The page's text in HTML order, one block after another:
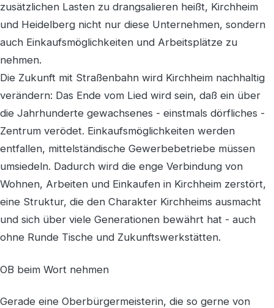
zusätzlichen Lasten zu drangsalieren heißt, Kirchheim
und Heidelberg nicht nur diese Unternehmen, sondern
auch Einkaufsmöglichkeiten und Arbeitsplätze zu
nehmen.
Die Zukunft mit Straßenbahn wird Kirchheim nachhaltig
verändern: Das Ende vom Lied wird sein, daß ein über
die Jahrhunderte gewachsenes - einstmals dörfliches -
Zentrum verödet. Einkaufsmöglichkeiten werden
entfallen, mittelständische Gewerbebetriebe müssen
umsiedeln. Dadurch wird die enge Verbindung von
Wohnen, Arbeiten und Einkaufen in Kirchheim zerstört,
eine Struktur, die den Charakter Kirchheims ausmacht
und sich über viele Generationen bewährt hat - auch
ohne Runde Tische und Zukunftswerkstätten.
OB beim Wort nehmen
Gerade eine Oberbürgermeisterin, die so gerne von